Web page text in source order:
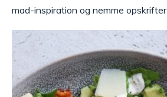
mad-inspiration og nemme opskrifter